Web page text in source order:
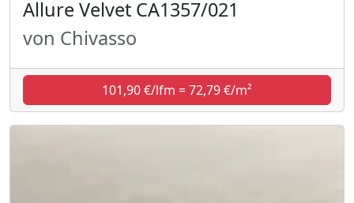
Allure Velvet CA1357/021
von Chivasso
101,90 €/lfm = 72,79 €/m²